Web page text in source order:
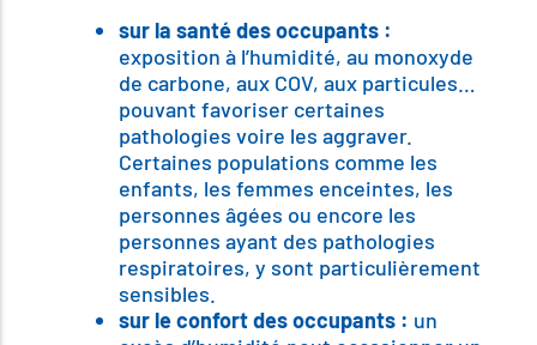
sur la santé des occupants :
exposition à l’humidité, au monoxyde
de carbone, aux COV, aux particules…
pouvant favoriser certaines
pathologies voire les aggraver.
Certaines populations comme les
enfants, les femmes enceintes, les
personnes âgées ou encore les
personnes ayant des pathologies
respiratoires, y sont particulièrement
sensibles.
sur le confort des occupants : un